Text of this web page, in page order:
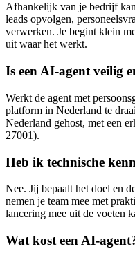
Afhankelijk van je bedrijf
leads opvolgen,
verwerken. Je begint klein
uit waar het werkt.
Is een AI-agent veilig
Werkt de agent met
platform in Nederland te
Nederland gehost, met een
27001).
Heb ik technische
Nee. Jij bepaalt het doel en
nemen je team mee met
lancering mee uit de voeten
Wat kost een AI-